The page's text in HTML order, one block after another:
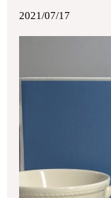
2021/07/17